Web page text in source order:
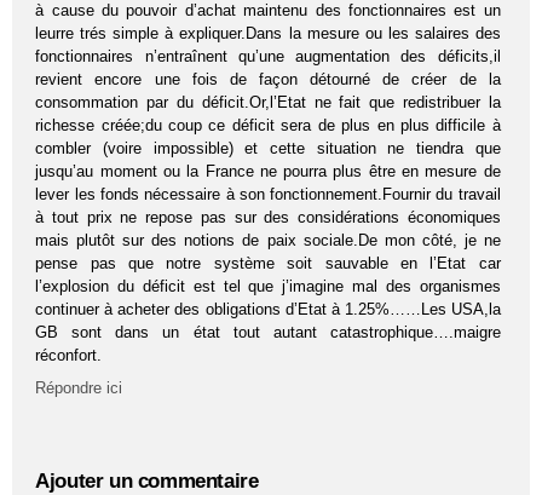
à cause du pouvoir d’achat maintenu des fonctionnaires est un
leurre trés simple à expliquer.Dans la mesure ou les salaires des
fonctionnaires n’entraînent qu’une augmentation des déficits,il
revient encore une fois de façon détourné de créer de la
consommation par du déficit.Or,l’Etat ne fait que redistribuer la
richesse créée;du coup ce déficit sera de plus en plus difficile à
combler (voire impossible) et cette situation ne tiendra que
jusqu’au moment ou la France ne pourra plus être en mesure de
lever les fonds nécessaire à son fonctionnement.Fournir du travail
à tout prix ne repose pas sur des considérations économiques
mais plutôt sur des notions de paix sociale.De mon côté, je ne
pense pas que notre système soit sauvable en l’Etat car
l’explosion du déficit est tel que j’imagine mal des organismes
continuer à acheter des obligations d’Etat à 1.25%……Les USA,la
GB sont dans un état tout autant catastrophique….maigre
réconfort.
Répondre ici
Ajouter un commentaire